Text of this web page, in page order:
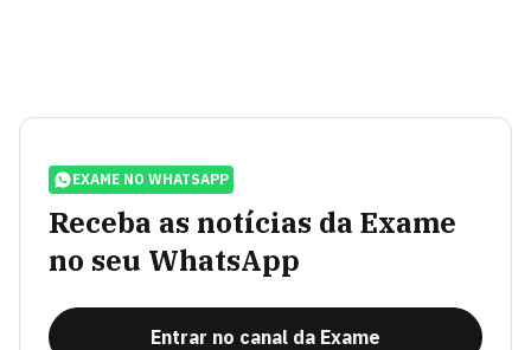
EXAME NO WHATSAPP
Receba as notícias da Exame
no seu WhatsApp
Entrar no canal da Exame